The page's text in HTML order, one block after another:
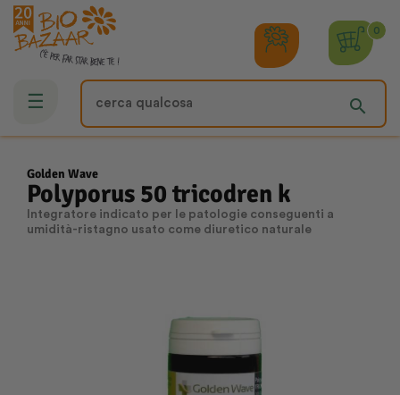
0
navigazione
Toggle
☰ search
Golden Wave
Polyporus 50 tricodren k
Integratore indicato per le patologie conseguenti a
umidità-ristagno usato come diuretico naturale